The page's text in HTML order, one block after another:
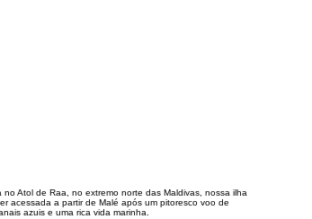
Atol de Raa, no extremo norte das Maldivas, nossa ilha
acessada a partir de Malé após um pitoresco voo de
azuis e uma rica vida marinha.